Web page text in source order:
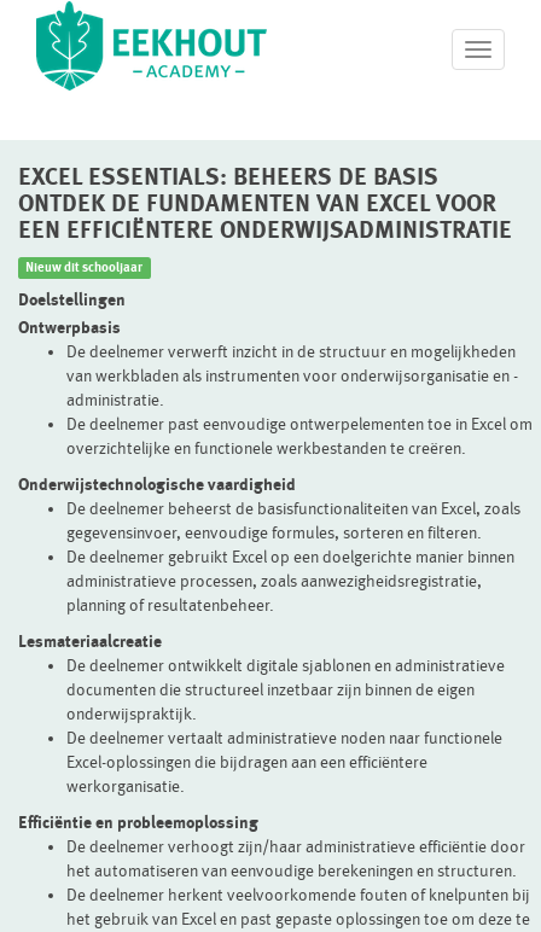
T
o
n
a
n
EXCEL ESSENTIALS: BEHEERS DE BASIS
ONTDEK DE FUNDAMENTEN VAN EXCEL VOOR
EEN EFFICIËNTERE ONDERWIJSADMINISTRATIE
Nieuw dit schooljaar
Doelstellingen
Ontwerpbasis
De deelnemer verwerft inzicht in de structuur en mogelijkheden
van werkbladen als instrumenten voor onderwijsorganisatie en -
administratie.
De deelnemer past eenvoudige ontwerpelementen toe in Excel om
overzichtelijke en functionele werkbestanden te creëren.
Onderwijstechnologische vaardigheid
De deelnemer beheerst de basisfunctionaliteiten van Excel, zoals
gegevensinvoer, eenvoudige formules, sorteren en filteren.
De deelnemer gebruikt Excel op een doelgerichte manier binnen
administratieve processen, zoals aanwezigheidsregistratie,
planning of resultatenbeheer.
Lesmateriaalcreatie
De deelnemer ontwikkelt digitale sjablonen en administratieve
documenten die structureel inzetbaar zijn binnen de eigen
onderwijspraktijk.
De deelnemer vertaalt administratieve noden naar functionele
Excel-oplossingen die bijdragen aan een efficiëntere
werkorganisatie.
Efficiëntie en probleemoplossing
De deelnemer verhoogt zijn/haar administratieve efficiëntie door
het automatiseren van eenvoudige berekeningen en structuren.
De deelnemer herkent veelvoorkomende fouten of knelpunten bij
het gebruik van Excel en past gepaste oplossingen toe om deze te